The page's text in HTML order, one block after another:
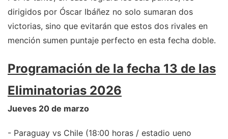
dirigidos por Óscar Ibáñez no solo sumaran dos
victorias, sino que evitarán que estos dos rivales en
mención sumen puntaje perfecto en esta fecha doble.
Programación de la fecha 13 de las
Eliminatorias 2026
Jueves 20 de marzo
- Paraguay vs Chile (18:00 horas / estadio ueno